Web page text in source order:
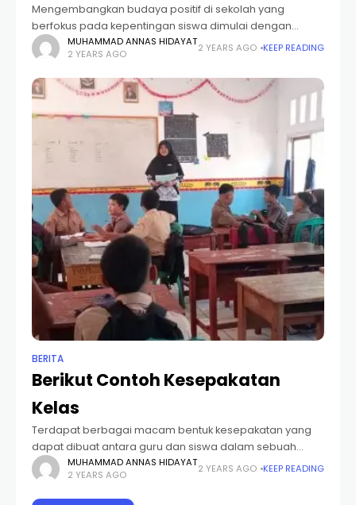
Mengembangkan budaya positif di sekolah yang
berfokus pada kepentingan siswa dimulai dengan
menciptakan lingkungan kelas yang mendukung budaya
tersebut, salah satunya melalui pembentukan
kesepakatan kelas. Membuat perjanjian kelas sangat
penting
MUHAMMAD ANNAS HIDAYAT
2 YEARS AGO
2 YEARS AGO KEEP READING
BERITA
Berikut Contoh Kesepakatan
Kelas
Terdapat berbagai macam bentuk kesepakatan yang
dapat dibuat antara guru dan siswa dalam sebuah
kelas. Apa sebenarnya kesepakatan kelas itu dan
bagaimana cara membuatnya? Mari kita simak artikel di
bawah
MUHAMMAD ANNAS HIDAYAT
2 YEARS AGO
2 YEARS AGO KEEP READING